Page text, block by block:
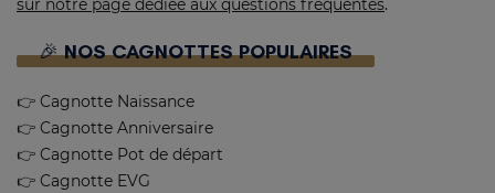
sur notre page dédiée aux questions fréquentes.
🎉 NOS CAGNOTTES POPULAIRES
👉 Cagnotte Naissance
👉 Cagnotte Anniversaire
👉 Cagnotte Pot de départ
👉 Cagnotte EVG